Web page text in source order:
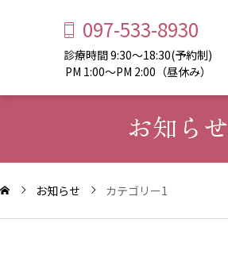
097-533-8930
診療時間 9:30～18:30(予約制)
PM 1:00～PM 2:00（昼休み）
お知らせ
お知らせ カテゴリー1